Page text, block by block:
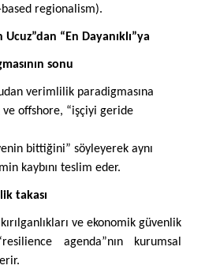
regionalism).
“En Dayanıklı”ya
sonu
verimlilik paradigmasına
offshore, “işçiyi geride
bittiğini” söyleyerek aynı
kaybını teslim eder.
takası
ve ekonomik güvenlik
agenda”nın kurumsal